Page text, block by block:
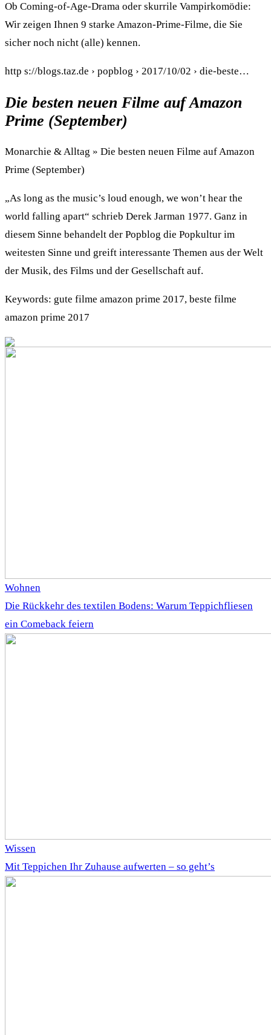
Ob Coming-of-Age-Drama oder skurrile Vampirkomödie:
Wir zeigen Ihnen 9 starke Amazon-Prime-Filme, die Sie
sicher noch nicht (alle) kennen.
http s://blogs.taz.de › popblog › 2017/10/02 › die-beste…
Die besten neuen Filme auf Amazon
Prime (September)
Monarchie & Alltag » Die besten neuen Filme auf Amazon
Prime (September)
„As long as the music’s loud enough, we won’t hear the
world falling apart“ schrieb Derek Jarman 1977. Ganz in
diesem Sinne behandelt der Popblog die Popkultur im
weitesten Sinne und greift interessante Themen aus der Welt
der Musik, des Films und der Gesellschaft auf.
Keywords: gute filme amazon prime 2017, beste filme
amazon prime 2017
Wohnen
Die Rückkehr des textilen Bodens: Warum Teppichfliesen
ein Comeback feiern
Wissen
Mit Teppichen Ihr Zuhause aufwerten – so geht’s